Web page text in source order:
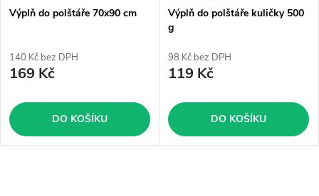
Výplň do polštáře 70x90 cm
140 Kč bez DPH
169 Kč
DO KOŠÍKU
Výplň do polštáře kuličky 500
g
98 Kč bez DPH
119 Kč
DO KOŠÍKU